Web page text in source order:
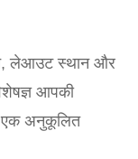
लेआउट स्थान और
आपकी
एक अनुकूलित